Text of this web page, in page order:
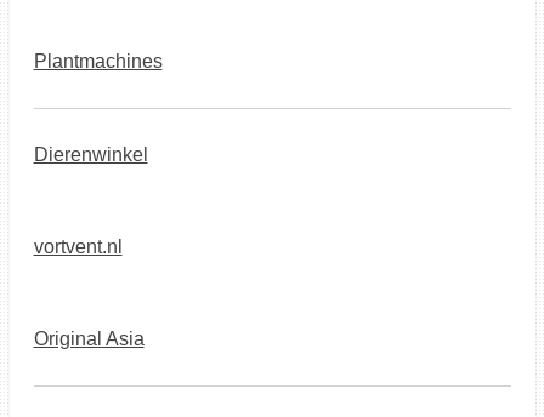
Plantmachines
Dierenwinkel
vortvent.nl
Original Asia